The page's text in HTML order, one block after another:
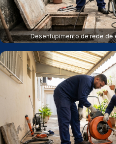
Desentupimento de rede de